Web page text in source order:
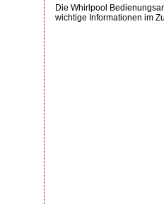
Die Whirlpool
wichtige Informationen im